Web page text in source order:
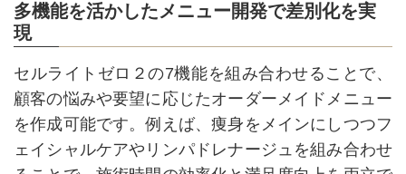
多機能を活かしたメニュー開発で差別化を実
現
セルライトゼロ２の7機能を組み合わせることで、
顧客の悩みや要望に応じたオーダーメイドメニュー
を作成可能です。例えば、痩身をメインにしつつフ
ェイシャルケアやリンパドレナージュを組み合わせ